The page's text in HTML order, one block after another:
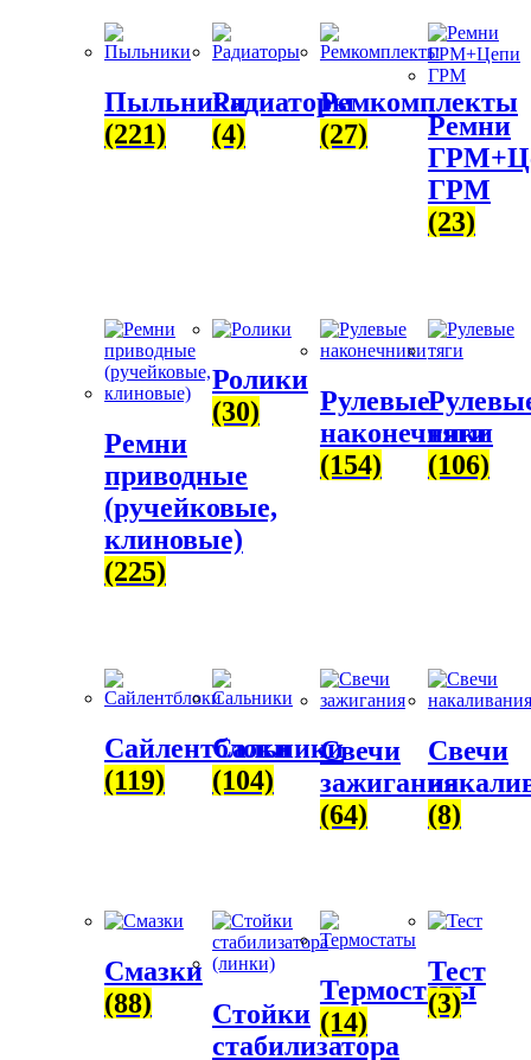
Пыльники
(221)
Радиаторы
(4)
Ремкомплекты
(27)
Ремни
ГРМ
(23)
Ремни
приводные
(ручейковые,
клиновые)
(225)
Ролики
(30)
Рулевые
наконечники
(154)
тяги
(106)
Сайлентблоки
(119)
Сальники
(104)
Свечи
зажигания
(64)
Свечи
(8)
Смазки
(88)
Стойки
стабилизатора
Термостаты
(14)
Тест
(3)